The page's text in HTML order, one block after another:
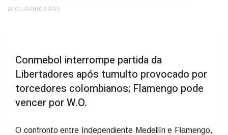
arquibancadas
Conmebol interrompe partida da
Libertadores após tumulto provocado por
torcedores colombianos; Flamengo pode
vencer por W.O.
O confronto entre Independiente Medellín e Flamengo,